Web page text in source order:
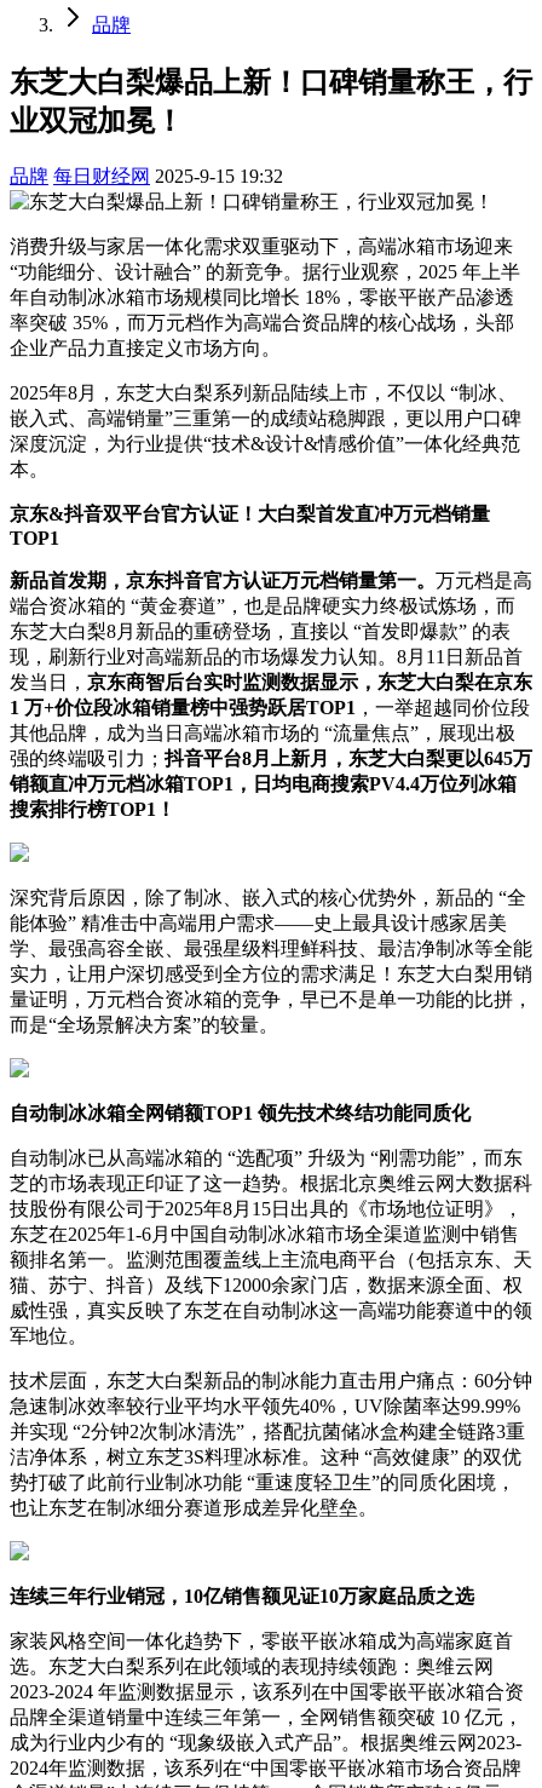
品牌
东芝大白梨爆品上新！口碑销量称王，行
业双冠加冕！
品牌 每日财经网 2025-9-15 19:32
消费升级与家居一体化需求双重驱动下，高端冰箱市场迎来
“功能细分、设计融合” 的新竞争。据行业观察，2025 年上半
年自动制冰冰箱市场规模同比增长 18%，零嵌平嵌产品渗透
率突破 35%，而万元档作为高端合资品牌的核心战场，头部
企业产品力直接定义市场方向。
2025年8月，东芝大白梨系列新品陆续上市，不仅以 “制冰、
嵌入式、高端销量”三重第一的成绩站稳脚跟，更以用户口碑
深度沉淀，为行业提供“技术&设计&情感价值”一体化经典范
本。
京东&抖音双平台官方认证！大白梨首发直冲万元档销量
TOP1
新品首发期， 京东抖音官方认证万元档销量第一。 万元档是高
端合资冰箱的 “黄金赛道”，也是品牌硬实力终极试炼场，而
东芝大白梨8月新品的重磅登场，直接以 “首发即爆款” 的表
现，刷新行业对高端新品的市场爆发力认知。8月11日新品首
发当日， 京东商智后台实时监测数据显示，东芝大白梨在京东
1 万+价位段冰箱销量榜中强势跃居TOP1 ，一举超越同价位段
其他品牌，成为当日高端冰箱市场的 “流量焦点”，展现出极
强的终端吸引力；抖音平台8月上新月，东芝大白梨更以645万
销额直冲万元档冰箱TOP1， 日均电商搜索PV4.4万位列冰箱
搜索排行榜TOP1！
深究背后原因，除了制冰、嵌入式的核心优势外，新品的 “全
能体验” 精准击中高端用户需求——史上最具设计感家居美
学、最强高容全嵌、最强星级料理鲜科技、最洁净制冰等全能
实力，让用户深切感受到全方位的需求满足！东芝大白梨用销
量证明，万元档合资冰箱的竞争，早已不是单一功能的比拼，
而是“全场景解决方案”的较量。
自动制冰冰箱全网销额TOP1 领先技术终结功能同质化
自动制冰已从高端冰箱的 “选配项” 升级为 “刚需功能”，而东
芝的市场表现正印证了这一趋势。根据北京奥维云网大数据科
技股份有限公司于2025年8月15日出具的《市场地位证明》，
东芝在2025年1-6月中国自动制冰冰箱市场全渠道监测中销售
额排名第一。监测范围覆盖线上主流电商平台（包括京东、天
猫、苏宁、抖音）及线下12000余家门店，数据来源全面、权
威性强，真实反映了东芝在自动制冰这一高端功能赛道中的领
军地位。
技术层面，东芝大白梨新品的制冰能力直击用户痛点：60分钟
急速制冰效率较行业平均水平领先40%，UV除菌率达99.99%
并实现 “2分钟2次制冰清洗”，搭配抗菌储冰盒构建全链路3重
洁净体系，树立东芝3S料理冰标准。这种 “高效健康” 的双优
势打破了此前行业制冰功能 “重速度轻卫生”的同质化困境，
也让东芝在制冰细分赛道形成差异化壁垒。
连续三年行业销冠，10亿销售额见证10万家庭品质之选
家装风格空间一体化趋势下，零嵌平嵌冰箱成为高端家庭首
选。东芝大白梨系列在此领域的表现持续领跑：奥维云网
2023-2024 年监测数据显示，该系列在中国零嵌平嵌冰箱合资
品牌全渠道销量中连续三年第一，全网销售额突破 10 亿元，
成为行业内少有的 “现象级嵌入式产品”。根据奥维云网2023-
2024年监测数据，该系列在“中国零嵌平嵌冰箱市场合资品牌